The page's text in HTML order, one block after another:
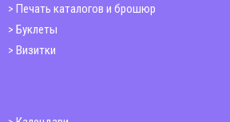
Печать каталогов и брошюр
Буклеты
Визитки